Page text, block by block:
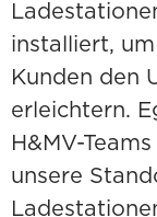
installiert,
Kunden den
erleichtern.
H&MV-
unsere